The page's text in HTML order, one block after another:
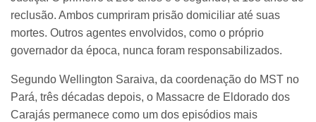
reclusão. Ambos cumpriram prisão domiciliar até suas
mortes. Outros agentes envolvidos, como o próprio
governador da época, nunca foram responsabilizados.
Segundo Wellington Saraiva, da coordenação do MST no
Pará, três décadas depois, o Massacre de Eldorado dos
Carajás permanece como um dos episódios mais